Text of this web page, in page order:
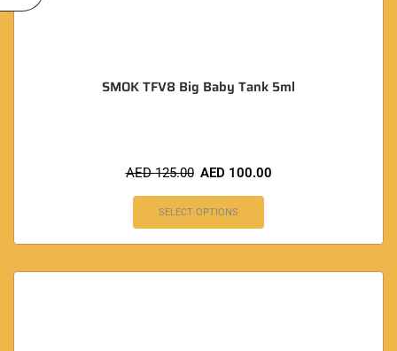
SMOK TFV8 Big Baby Tank 5ml
AED125.00 AED 100.00
SELECT OPTIONS